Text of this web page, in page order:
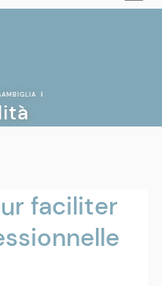
|
faciliter